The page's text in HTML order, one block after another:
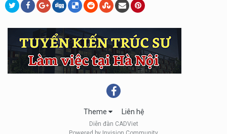
Theme Liên hệ
Diễn đàn CADViet